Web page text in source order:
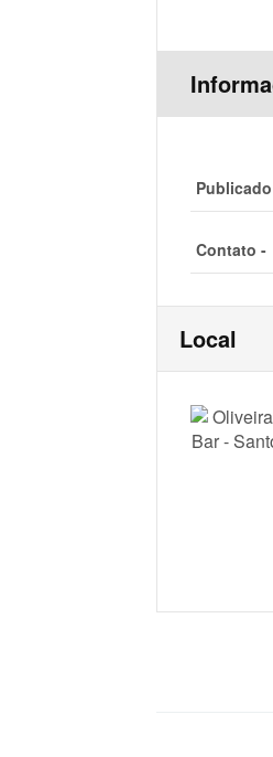
Contato -
Local